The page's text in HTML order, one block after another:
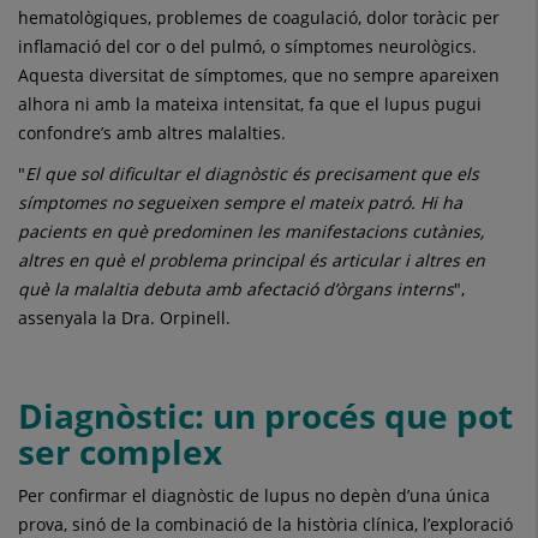
hematològiques, problemes de coagulació, dolor toràcic per
inflamació del cor o del pulmó, o símptomes neurològics.
Aquesta diversitat de símptomes, que no sempre apareixen
alhora ni amb la mateixa intensitat, fa que el lupus pugui
confondre’s amb altres malalties.
"El que sol dificultar el diagnòstic és precisament que els
símptomes no segueixen sempre el mateix patró. Hi ha
pacients en què predominen les manifestacions cutànies,
altres en què el problema principal és articular i altres en
què la malaltia debuta amb afectació d’òrgans interns",
assenyala la Dra. Orpinell.
Diagnòstic: un procés que pot
ser complex
Per confirmar el diagnòstic de lupus no depèn d’una única
prova, sinó de la combinació de la història clínica, l’exploració